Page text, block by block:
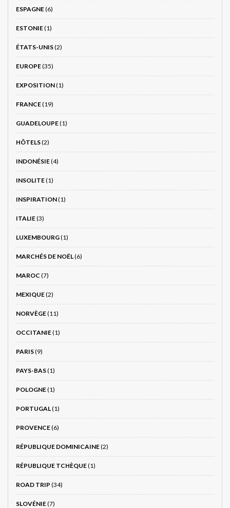
ESPAGNE(6)
ESTONIE(1)
ÉTATS-UNIS(2)
EUROPE(35)
EXPOSITION(1)
FRANCE(19)
GUADELOUPE(1)
HÔTELS(2)
INDONÉSIE(4)
INSOLITE(1)
INSPIRATION(1)
ITALIE(3)
LUXEMBOURG(1)
MARCHÉS DE NOËL(6)
MAROC (7)
MEXIQUE(2)
NORVÈGE(11)
OCCITANIE(1)
PARIS(9)
PAYS-BAS(1)
POLOGNE(1)
PORTUGAL(1)
PROVENCE(6)
RÉPUBLIQUE DOMINICAINE(2)
RÉPUBLIQUE TCHÈQUE(1)
ROAD TRIP (34)
SLOVÉNIE(7)